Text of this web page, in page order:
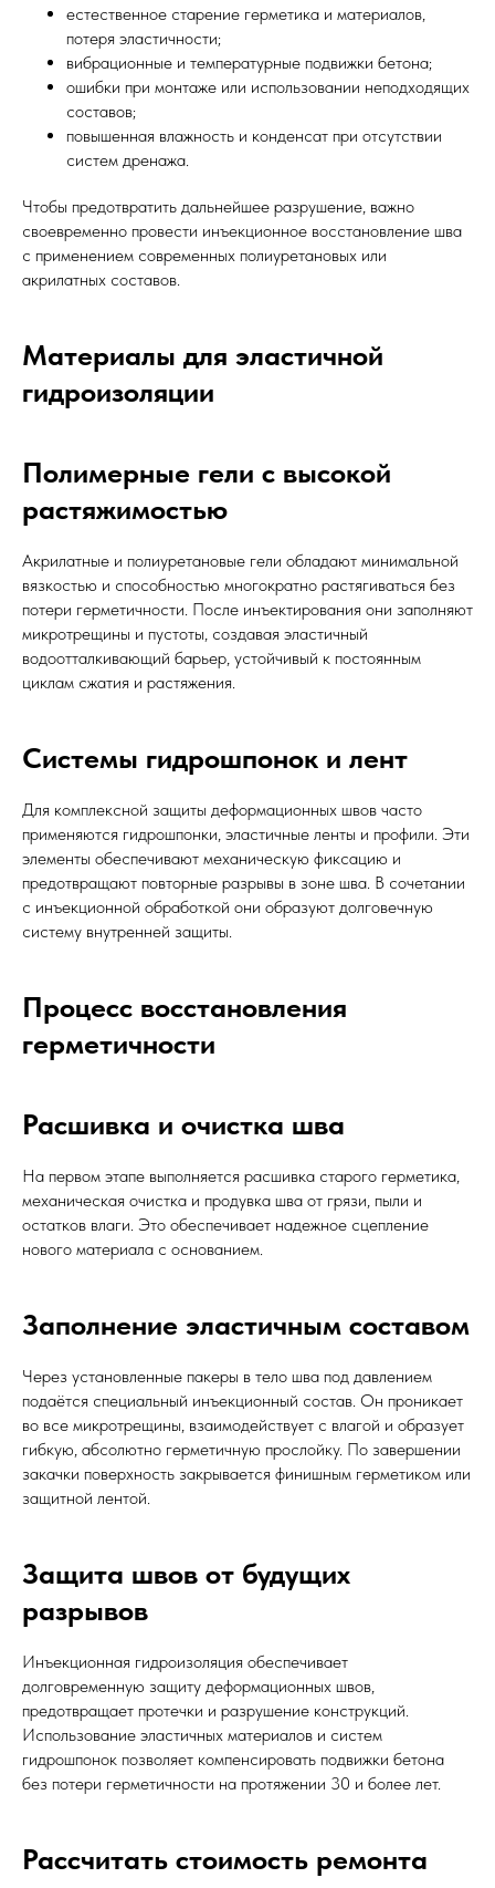
естественное старение герметика и материалов,
потеря эластичности;
вибрационные и температурные подвижки бетона;
ошибки при монтаже или использовании неподходящих
составов;
повышенная влажность и конденсат при отсутствии
систем дренажа.
Чтобы предотвратить дальнейшее разрушение, важно
своевременно провести инъекционное восстановление шва
с применением современных полиуретановых или
акрилатных составов.
Материалы для эластичной
гидроизоляции
Полимерные гели с высокой
растяжимостью
Акрилатные и полиуретановые гели обладают минимальной
вязкостью и способностью многократно растягиваться без
потери герметичности. После инъектирования они заполняют
микротрещины и пустоты, создавая эластичный
водоотталкивающий барьер, устойчивый к постоянным
циклам сжатия и растяжения.
Системы гидрошпонок и лент
Для комплексной защиты деформационных швов часто
применяются гидрошпонки, эластичные ленты и профили. Эти
элементы обеспечивают механическую фиксацию и
предотвращают повторные разрывы в зоне шва. В сочетании
с инъекционной обработкой они образуют долговечную
систему внутренней защиты.
Процесс восстановления
герметичности
Расшивка и очистка шва
На первом этапе выполняется расшивка старого герметика,
механическая очистка и продувка шва от грязи, пыли и
остатков влаги. Это обеспечивает надежное сцепление
нового материала с основанием.
Заполнение эластичным составом
Через установленные пакеры в тело шва под давлением
подаётся специальный инъекционный состав. Он проникает
во все микротрещины, взаимодействует с влагой и образует
гибкую, абсолютно герметичную прослойку. По завершении
закачки поверхность закрывается финишным герметиком или
защитной лентой.
Защита швов от будущих
разрывов
Инъекционная гидроизоляция обеспечивает
долговременную защиту деформационных швов,
предотвращает протечки и разрушение конструкций.
Использование эластичных материалов и систем
гидрошпонок позволяет компенсировать подвижки бетона
без потери герметичности на протяжении 30 и более лет.
Рассчитать стоимость ремонта